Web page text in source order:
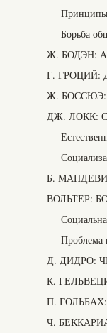
Принципы
Борьба
Ж. БОДЭН:
Г.
Ж.
ДЖ. ЛОКК:
Б.
ВОЛЬТЕР:
Проблема
Д. ДИДРО:
К.
П.
Ч.